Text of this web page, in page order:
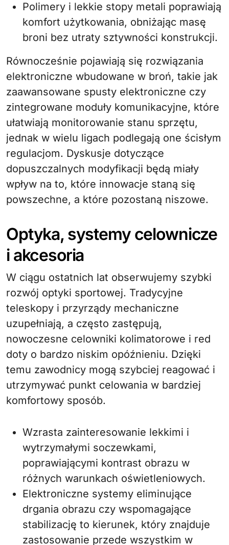
Polimery i lekkie stopy metali poprawiają
komfort użytkowania, obniżając masę
broni bez utraty sztywności konstrukcji.
Równocześnie pojawiają się rozwiązania
elektroniczne wbudowane w broń, takie jak
zaawansowane spusty elektroniczne czy
zintegrowane moduły komunikacyjne, które
ułatwiają monitorowanie stanu sprzętu,
jednak w wielu ligach podlegają one ścisłym
regulacjom. Dyskusje dotyczące
dopuszczalnych modyfikacji będą miały
wpływ na to, które innowacje staną się
powszechne, a które pozostaną niszowe.
Optyka, systemy celownicze
i akcesoria
W ciągu ostatnich lat obserwujemy szybki
rozwój optyki sportowej. Tradycyjne
teleskopy i przyrządy mechaniczne
uzupełniają, a często zastępują,
nowoczesne celowniki kolimatorowe i red
doty o bardzo niskim opóźnieniu. Dzięki
temu zawodnicy mogą szybciej reagować i
utrzymywać punkt celowania w bardziej
komfortowy sposób.
Wzrasta zainteresowanie lekkimi i
wytrzymałymi soczewkami,
poprawiającymi kontrast obrazu w
różnych warunkach oświetleniowych.
Elektroniczne systemy eliminujące
drgania obrazu czy wspomagające
stabilizację to kierunek, który znajduje
zastosowanie przede wszystkim w